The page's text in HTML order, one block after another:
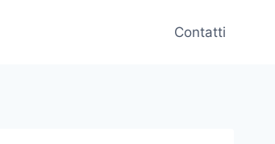
Contatti